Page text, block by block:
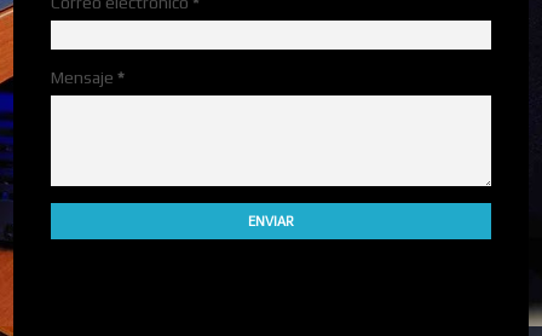
Mensaje*